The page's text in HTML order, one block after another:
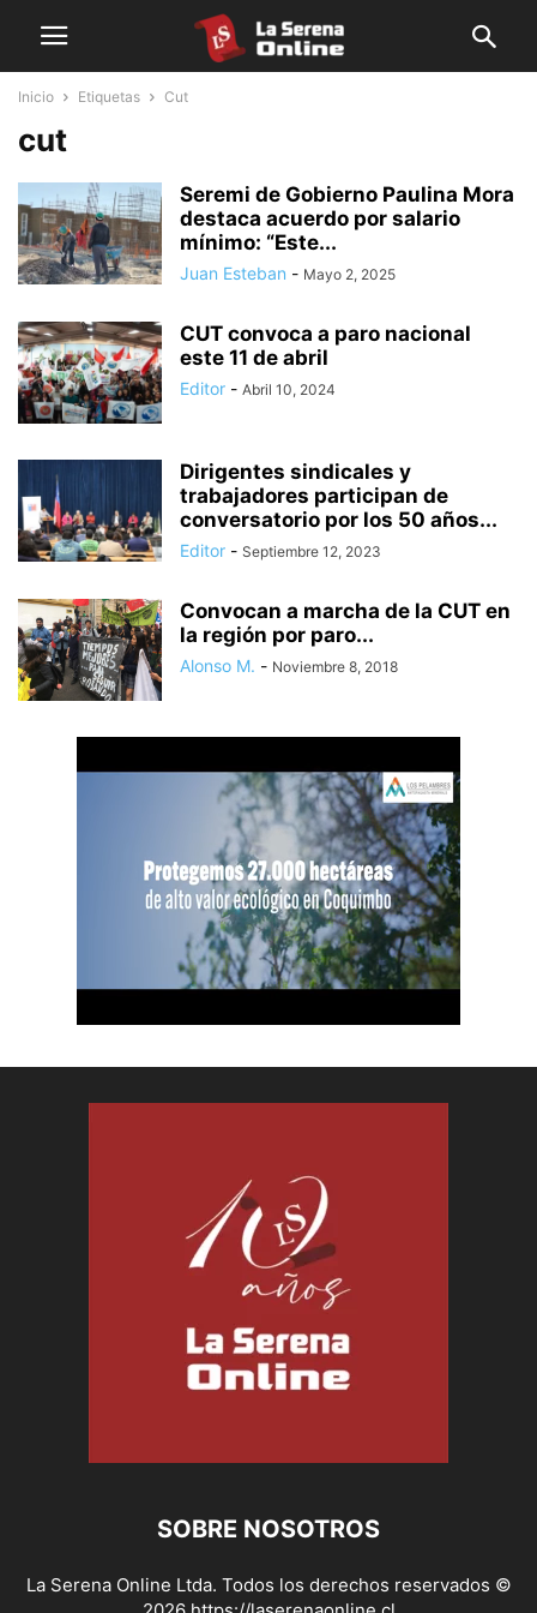
Inicio Etiquetas Cut
cut
Seremi de Gobierno Paulina Mora
destaca acuerdo por salario
mínimo: “Este...
Juan Esteban - Mayo 2, 2025
CUT convoca a paro nacional
este 11 de abril
Editor - Abril 10, 2024
Dirigentes sindicales y
trabajadores participan de
conversatorio por los 50 años...
Editor - Septiembre 12, 2023
Convocan a marcha de la CUT en
la región por paro...
Alonso M. - Noviembre 8, 2018
SOBRE NOSOTROS
La Serena Online Ltda. Todos los derechos reservados ©